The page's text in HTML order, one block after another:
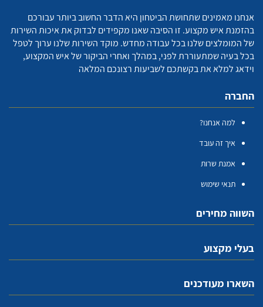
אנחנו מאמינים שתחושת הביטחון היא הדבר החשוב ביותר עבורכם
בהזמנת איש מקצוע. זו הסיבה שאנו מקפידים לבדוק את איכות השירות
של המומלצים שלנו בכל עבודה מחדש. מוקד השירות שלנו ערוך לטפל
בכל בעיה שמתעוררת לפני, במהלך ואחרי הביקור של איש המקצוע,
וידאג למלא את בקשתכם לשביעות רצונכם המלאה
החברה
למה אנחנו?
איך זה עובד
אמנת שרות
תנאי שימוש
השווה מחירים
בעלי מקצוע
השארו מעודכנים